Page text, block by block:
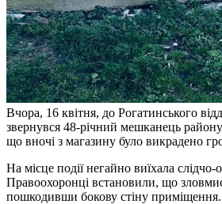
Вчора, 16 квітня, до Рогатинського
звернувся 48-річний мешканець
що вночі з магазину було викрадено
На місце події негайно виїхала
Правоохоронці встановили, що
пошкодивши бокову стіну приміщення.